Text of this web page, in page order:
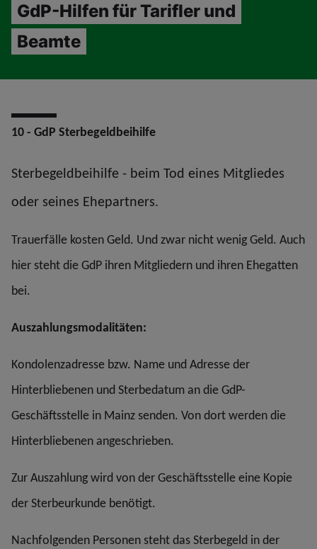
GdP-Hilfen für Tarifler und
Beamte
10 - GdP Sterbegeldbeihilfe
Sterbegeldbeihilfe - beim Tod eines Mitgliedes
oder seines Ehepartners.
Trauerfälle kosten Geld. Und zwar nicht wenig Geld. Auch
hier steht die GdP ihren Mitgliedern und ihren Ehegatten
bei.
Auszahlungsmodalitäten:
Kondolenzadresse bzw. Name und Adresse der
Hinterbliebenen und Sterbedatum an die GdP-
Geschäftsstelle in Mainz senden. Von dort werden die
Hinterbliebenen angeschrieben.
Zur Auszahlung wird von der Geschäftsstelle eine Kopie
der Sterbeurkunde benötigt.
Nachfolgenden Personen steht das Sterbegeld in der